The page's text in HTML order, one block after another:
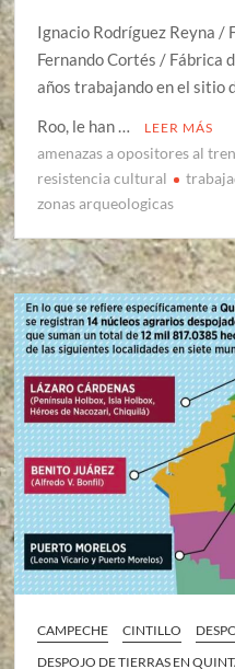
Ignacio Rodríguez Reyna /
Fernando Cortés / Fábrica
años trabajando en el sitio
Roo, le han …
LEER MÁS
amenazas a opositores al
resistencia cultural
zonas arqueologicas
CAMPECHE CINTILLO
DESPOJO DE TIERRAS EN